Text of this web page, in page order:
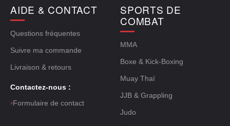
AIDE & CONTACT
Questions fréquentes
Suivre ma commande
Livraison & retours
Contactez-nous :
›Formulaire de contact
SPORTS DE
COMBAT
MMA
Boxe & Kick-Boxing
Muay Thaï
JJB & Grappling
Judo